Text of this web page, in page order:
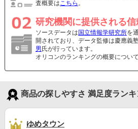
査概要はこちら 。
研究機関に提供される信
ソースデータは 国立情報学研究所を
開されており、データ監修は慶應義
男 氏が行っています。
オリコンのランキングの概要につい
商品の探しやすさ 満足度ラン
ゆめタウン